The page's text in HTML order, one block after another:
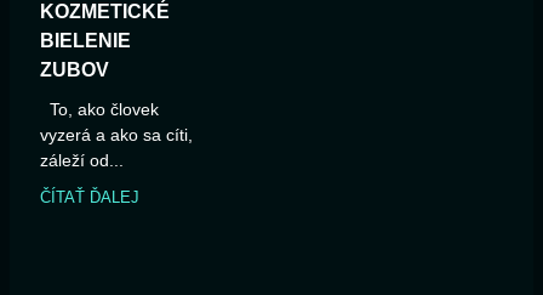
KOZMETICKÉ
BIELENIE
ZUBOV
To, ako človek
vyzerá a ako sa cíti,
záleží od...
ČÍTAŤ ĎALEJ